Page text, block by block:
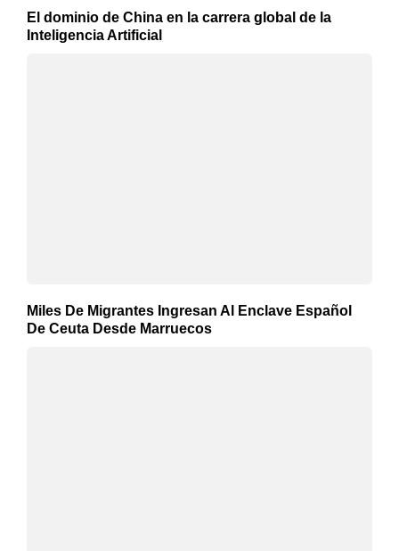
El dominio de China en la carrera global de la
Inteligencia Artificial
Miles De Migrantes Ingresan Al Enclave Español
De Ceuta Desde Marruecos